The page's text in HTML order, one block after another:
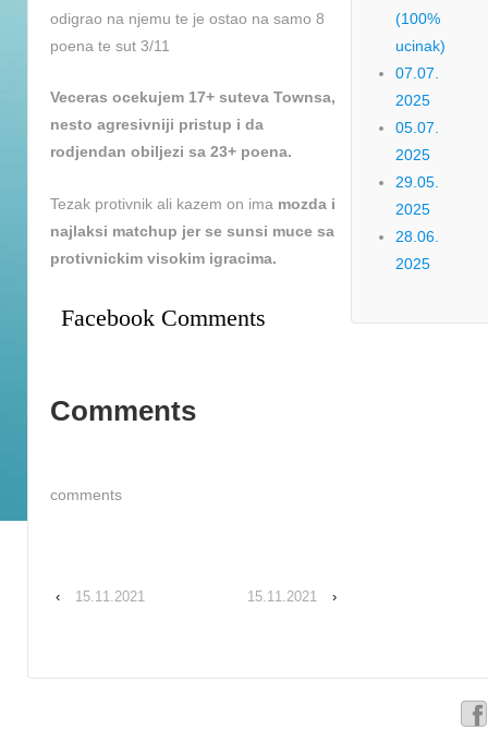
odigrao na njemu te je ostao na samo 8
poena te sut 3/11
Veceras ocekujem 17+ suteva Townsa,
nesto agresivniji pristup i da
rodjendan obiljezi sa 23+ poena.
Tezak protivnik ali kazem on ima mozda i
najlaksi matchup jer se sunsi muce sa
protivnickim visokim igracima.
Facebook Comments
Comments
comments
‹ 15.11.2021 15.11.2021 ›
(100%
ucinak)
07.07.
2025
05.07.
2025
29.05.
2025
28.06.
2025